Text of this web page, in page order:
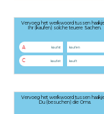
Vervoeg het werkwoord tussen
Ihr (kaufen) solche teuere Sachen.
A kaufst kaufen
C kaufet kauft
Vervoeg het werkwoord tussen
Du (besuchen) die Oma.